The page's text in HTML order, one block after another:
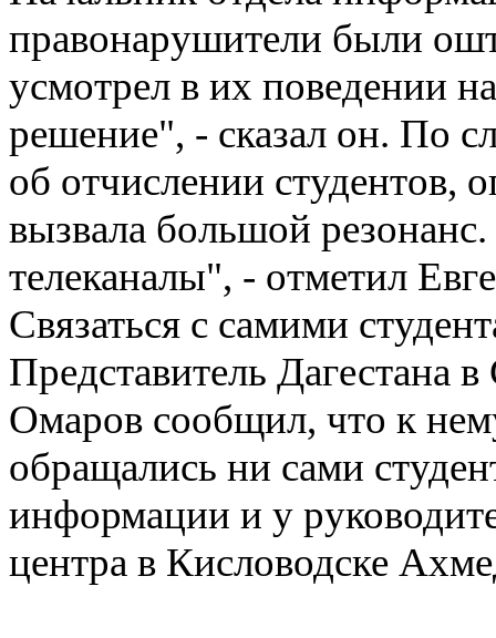
правонарушители были
усмотрел в их поведении
решение", - сказал он. По
об отчислении студентов,
вызвала большой
телеканалы", - отметил
Связаться с самими
Представитель Дагестана
Омаров сообщил, что к
обращались ни сами
информации и у
центра в Кисловодске